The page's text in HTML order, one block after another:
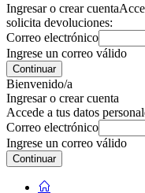
Ingresar o crear cuenta
solicita devoluciones:
Correo electrónico
Ingrese un correo válido
Continuar
Bienvenido/a
Ingresar o crear cuenta
Accede a tus datos
Correo electrónico
Ingrese un correo válido
Continuar